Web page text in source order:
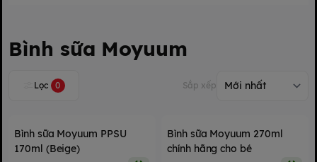
Bình sữa Moyuum
Lọc 0 Sắp xếp
Bình sữa Moyuum PPSU
170ml (Beige)
Bình sữa Moyuum 270ml
chính hãng cho bé